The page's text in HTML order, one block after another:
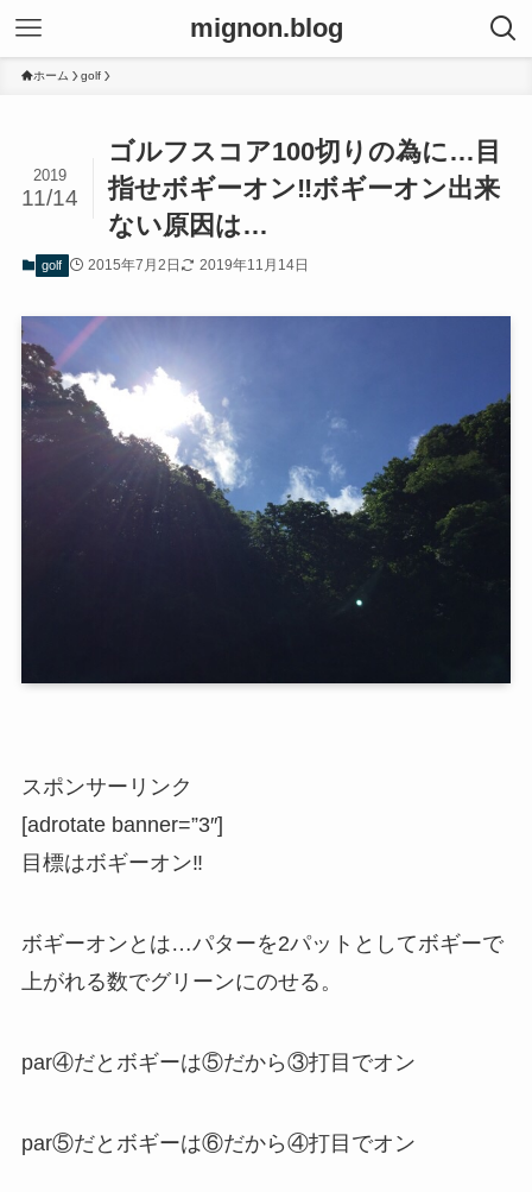
mignon.blog
ホーム golf
ゴルフスコア100切りの為に…目
指せボギーオン‼︎ボギーオン出来
ない原因は…
2019
11/14
golf 2015年7月2日 2019年11月14日
スポンサーリンク
[adrotate banner=”3″]
目標はボギーオン‼︎
ボギーオンとは…パターを2パットとしてボギーで
上がれる数でグリーンにのせる。
par④だとボギーは⑤だから③打目でオン
par⑤だとボギーは⑥だから④打目でオン